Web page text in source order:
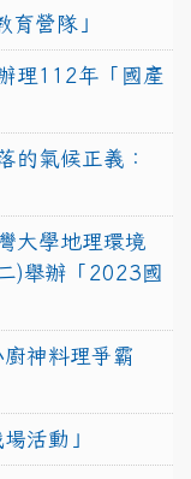
育營隊」
理112年「國產
的氣候正義：
大學地理環境
)舉辦「2023國
神料理爭霸
活動」